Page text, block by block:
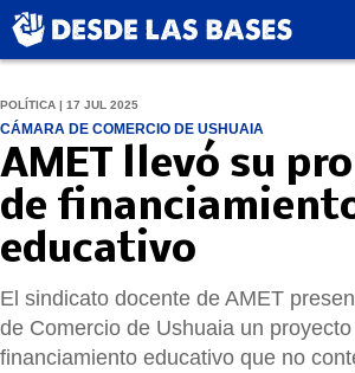
POLÍTICA | 17 JUL 2025
CÁMARA DE COMERCIO DE USHUAIA
AMET llevó su
de
educativo
El sindicato docente de AMET
de Comercio de Ushuaia un
financiamiento educativo que no